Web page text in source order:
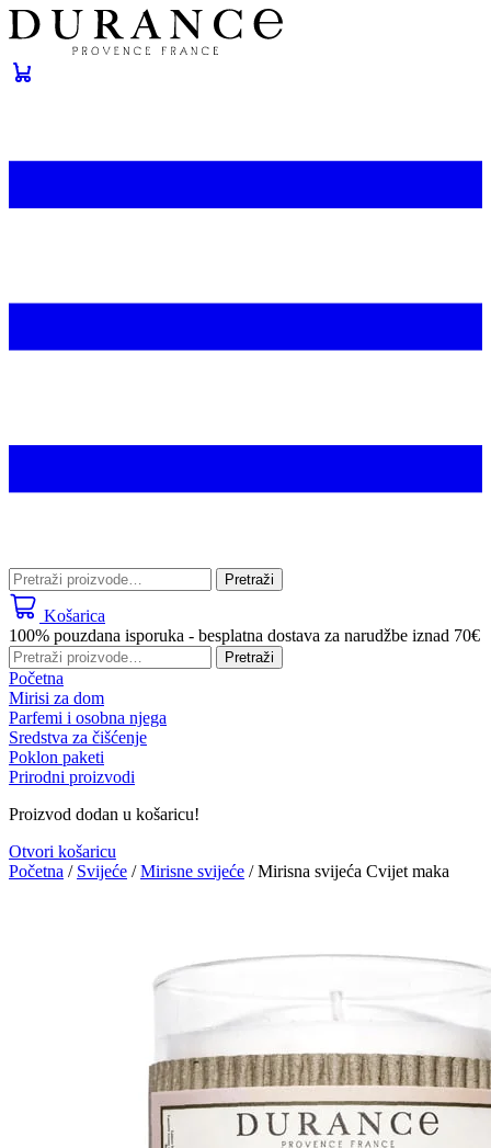
Pretraži: Pretraži
Košarica
100% pouzdana isporuka - besplatna dostava za narudžbe iznad 70€
Pretraži:
Pretraži
Početna
Mirisi za dom
Parfemi i osobna njega
Sredstva za čišćenje
Poklon paketi
Prirodni proizvodi
Proizvod dodan u košaricu!
Otvori košaricu
Početna / Svijeće /Mirisne svijeće / Mirisna svijeća Cvijet maka